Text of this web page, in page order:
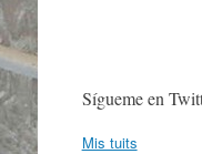
Sígueme en
Mis tuits